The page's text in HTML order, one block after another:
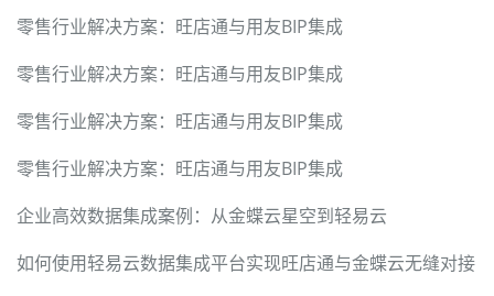
零售行业解决方案：旺店通与用友BIP集成
零售行业解决方案：旺店通与用友BIP集成
零售行业解决方案：旺店通与用友BIP集成
零售行业解决方案：旺店通与用友BIP集成
企业高效数据集成案例：从金蝶云星空到轻易云
如何使用轻易云数据集成平台实现旺店通与金蝶云无缝对接